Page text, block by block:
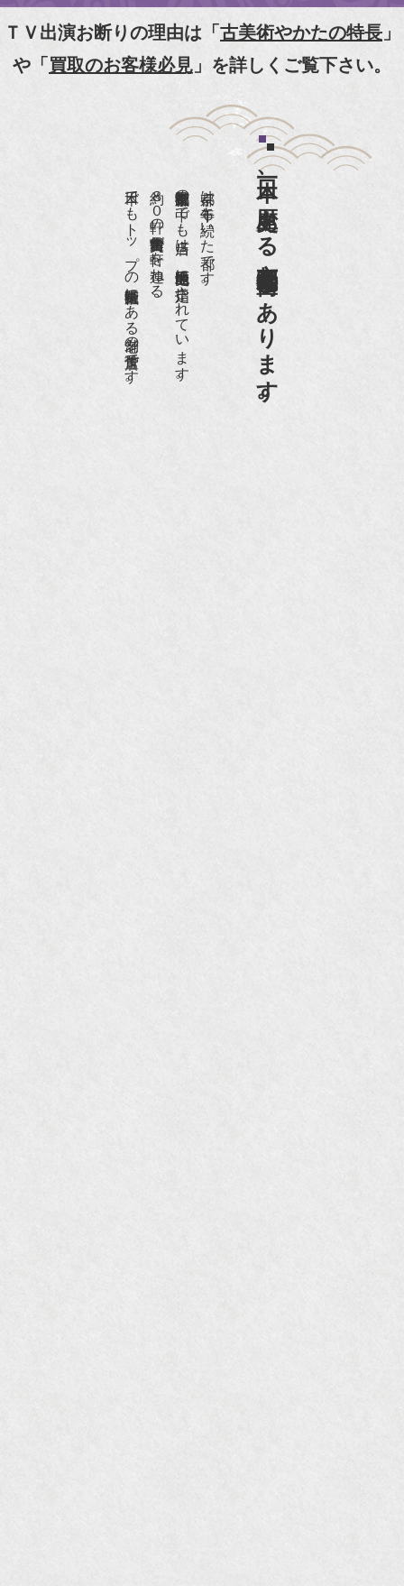
【動画】
『京都新聞』とKBS京都で鴨東まちなか美術館を
『和楽』7月号 樋口可南子さんがお店へ！！
『樋口可南子の古寺散歩』（5月17日発行）
NHK「趣味Do楽」とよた真帆さんご来店！【動
NHK『美の壺』（4月24日放送）
『和楽』10月号
『Hanako 京都案内』
『FIGARO japon』12月号
ＴＶ出演お断りの理由は「古美術やかたの特長 」
や「買取のお客様必見 」を詳しくご覧下さい。
日本一、歴史ある
京都祇園骨董街にあります。
京都は千年も続いた都です。
京都祇園骨董街の中でも当店は、歴史的保全地区に指定されています。
約８０軒の古美術骨董商が軒を連ねる、
日本でもトップの祇園骨董街にある老舗の骨董店です。